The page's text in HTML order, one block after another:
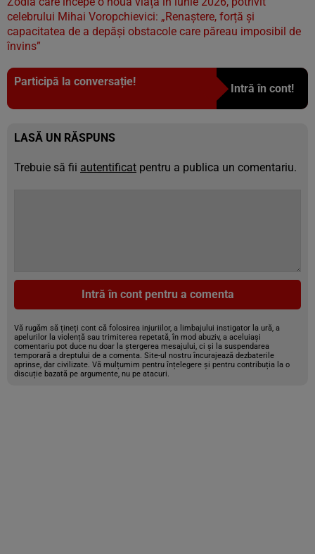
celebrului Mihai Voropchievici: „Renaștere, forță și
capacitatea de a depăși obstacole care păreau imposibil de
învins”
Participă la conversație!
Intră în cont!
LASĂ UN RĂSPUNS
Trebuie să fii autentificat pentru a publica un comentariu.
Intră în cont pentru a comenta
Vă rugăm să țineți cont că folosirea injuriilor, a limbajului instigator la ură, a
apelurilor la violență sau trimiterea repetată, în mod abuziv, a aceluiași
comentariu pot duce nu doar la ștergerea mesajului, ci și la suspendarea
temporară a dreptului de a comenta. Site-ul nostru încurajează dezbaterile
aprinse, dar civilizate. Vă mulțumim pentru înțelegere și pentru contribuția la o
discuție bazată pe argumente, nu pe atacuri.